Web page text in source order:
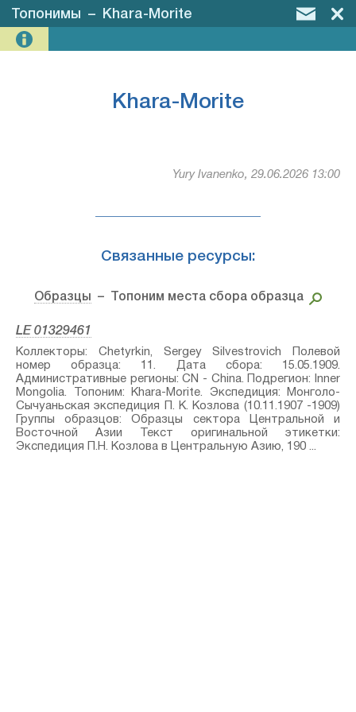
Топонимы – Khara-Morite
Khara-Morite
Yury Ivanenko, 29.06.2026 13:00
Связанные ресурсы:
Образцы – Топоним места сбора образца
LE 01329461
Коллекторы: Chetyrkin, Sergey Silvestrovich Полевой
номер образца: 11. Дата сбора: 15.05.1909.
Административные регионы: CN - China. Подрегион: Inner
Mongolia. Топоним: Khara-Morite. Экспедиция: Монголо-
Сычуаньская экспедиция П. К. Козлова (10.11.1907 -1909)
Группы образцов: Образцы сектора Центральной и
Восточной Азии Текст оригинальной этикетки:
Экспедиция П.Н. Козлова в Центральную Азию, 190 ...